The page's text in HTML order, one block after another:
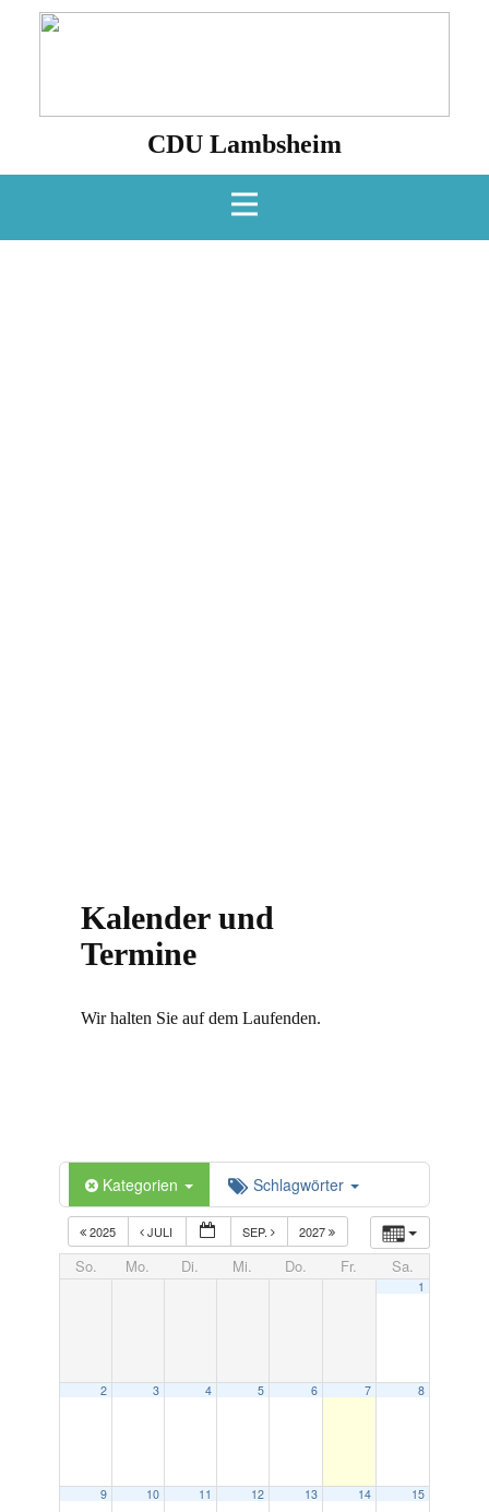
CDU Lambsheim
Kalender und
Termine
Wir halten Sie auf dem Laufenden.
Kategorien Schlagwörter
2025 JULI SEP. 2027
So. Mo. Di. Mi. Do. Fr. Sa.
1
2 3 4 5 6 7 8
9 10 11 12 13 14 15